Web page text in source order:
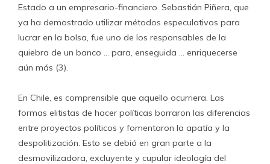
Estado a un empresario-financiero. Sebastián Piñera, que
ya ha demostrado utilizar métodos especulativos para
lucrar en la bolsa, fue uno de los responsables de la
quiebra de un banco … para, enseguida … enriquecerse
aún más (3).
En Chile, es comprensible que aquello ocurriera. Las
formas elitistas de hacer políticas borraron las diferencias
entre proyectos políticos y fomentaron la apatía y la
despolitización. Esto se debió en gran parte a la
desmovilizadora, excluyente y cupular ideología del